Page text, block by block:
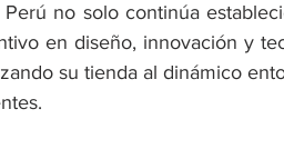
no solo continúa
en diseño, innovación y
su tienda al dinámico